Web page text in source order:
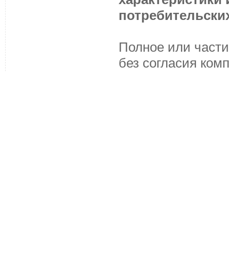
Полное или
без согласия